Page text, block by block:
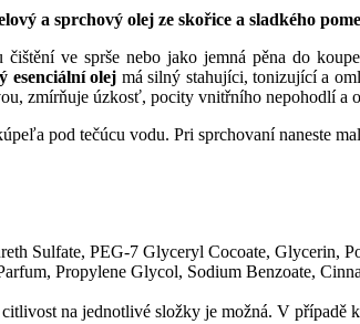
a sprchový olej ze skořice a sladkého
ve sprše nebo jako jemná pěna do
esenciální olej má silný stahujíci, tonizující a
zmírňuje úzkosť, pocity vnitřního nepohodlí a
pod tečúcu vodu. Pri sprchovaní naneste
Sulfate, PEG-7 Glyceryl Cocoate, Glycerin,
Propylene Glycol, Sodium Benzoate,
na jednotlivé složky je možná. V případě